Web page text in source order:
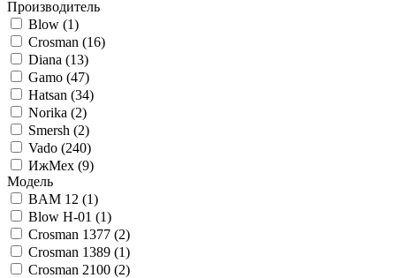
Производитель
Blow (1)
Crosman (16)
Diana (13)
Gamo (47)
Hatsan (34)
Norika (2)
Smersh (2)
Vado (240)
ИжМех (9)
Модель
BAM 12 (1)
Blow H-01 (1)
Crosman 1377 (2)
Crosman 1389 (1)
Crosman 2100 (2)